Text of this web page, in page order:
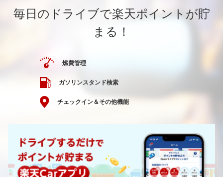
毎日のドライブで楽天ポイントが貯
まる！
燃費管理
ガソリンスタンド検索
チェックイン＆その他機能